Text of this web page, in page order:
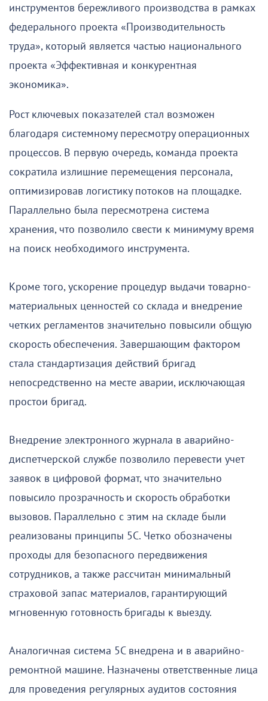
инструментов бережливого производства в рамках
федерального проекта «Производительность
труда», который является частью национального
проекта «Эффективная и конкурентная
экономика».
Рост ключевых показателей стал возможен
благодаря системному пересмотру операционных
процессов. В первую очередь, команда проекта
сократила излишние перемещения персонала,
оптимизировав логистику потоков на площадке.
Параллельно была пересмотрена система
хранения, что позволило свести к минимуму время
на поиск необходимого инструмента.
Кроме того, ускорение процедур выдачи товарно-
материальных ценностей со склада и внедрение
четких регламентов значительно повысили общую
скорость обеспечения. Завершающим фактором
стала стандартизация действий бригад
непосредственно на месте аварии, исключающая
простои бригад.
Внедрение электронного журнала в аварийно-
диспетчерской службе позволило перевести учет
заявок в цифровой формат, что значительно
повысило прозрачность и скорость обработки
вызовов. Параллельно с этим на складе были
реализованы принципы 5С. Четко обозначены
проходы для безопасного передвижения
сотрудников, а также рассчитан минимальный
страховой запас материалов, гарантирующий
мгновенную готовность бригады к выезду.
Аналогичная система 5С внедрена и в аварийно-
ремонтной машине. Назначены ответственные лица
для проведения регулярных аудитов состояния